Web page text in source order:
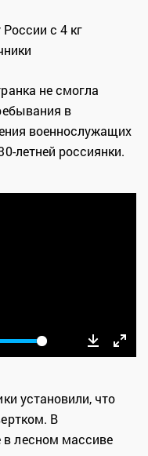
не смогла
в
военнослужащих
летней россиянки.
установили, что
В
лесном массиве